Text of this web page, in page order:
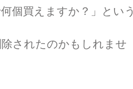
個買えますか？」という
されたのかもしれませ